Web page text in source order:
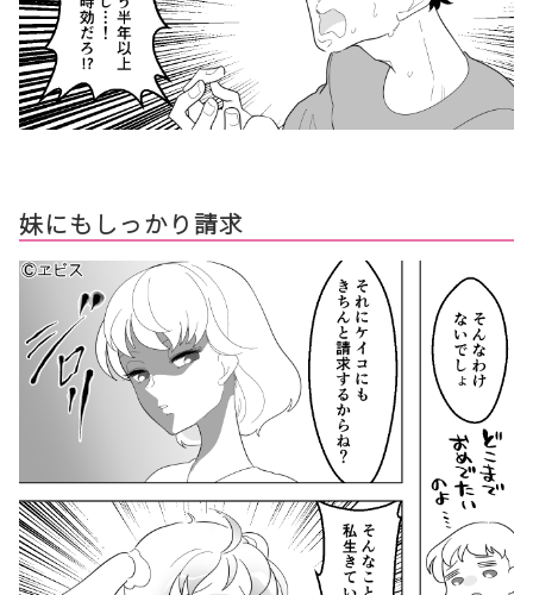
妹にもしっかり請求